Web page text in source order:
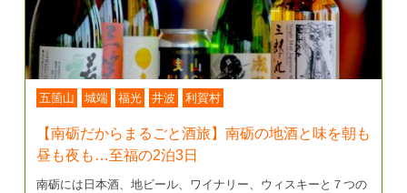
五箇山 城端 福光 井波 利賀村
【南砺だからまるごと酒旅】南砺の地酒と味を朝も
昼も夜も…至福の2泊3日
南砺には日本酒、地ビール、ワイナリー、ウィスキーと７つの